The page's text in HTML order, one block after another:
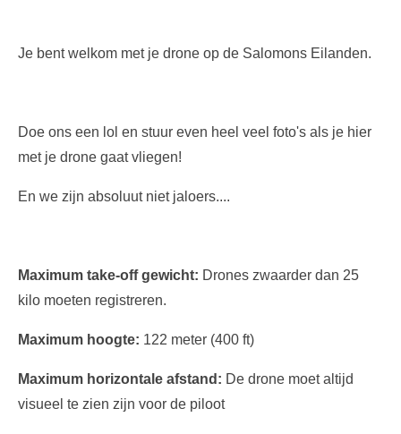
Je bent welkom met je drone op de Salomons Eilanden.
Doe ons een lol en stuur even heel veel foto's als je hier
met je drone gaat vliegen!
En we zijn absoluut niet jaloers....
Maximum take-off gewicht: Drones zwaarder dan 25
kilo moeten registreren.
Maximum hoogte: 122 meter (400 ft)
Maximum horizontale afstand: De drone moet altijd
visueel te zien zijn voor de piloot